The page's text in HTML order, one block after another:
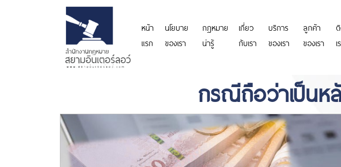
หน้า
แรก
นโยบาย
ของเรา
กฎหมาย
น่ารู้
เกี่ยว
กับเรา
บริการ
ของเรา
ลูกค้า
ของเรา
กรณีถือว่าเป็นห